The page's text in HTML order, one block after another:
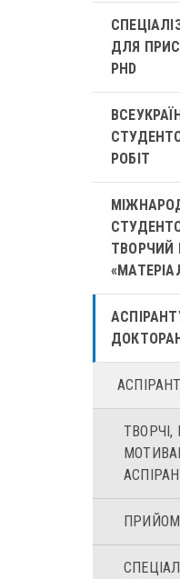
ДЛЯ
PHD
РОБІТ
ТВОРЧИЙ
ТВОРЧІ,
ПРИЙОМ